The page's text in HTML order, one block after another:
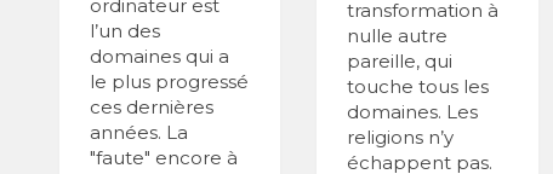
ordinateur est
l’un des
domaines qui a
le plus progressé
ces dernières
années. La
"faute" encore à
transformation à
nulle autre
pareille, qui
touche tous les
domaines. Les
religions n’y
échappent pas.